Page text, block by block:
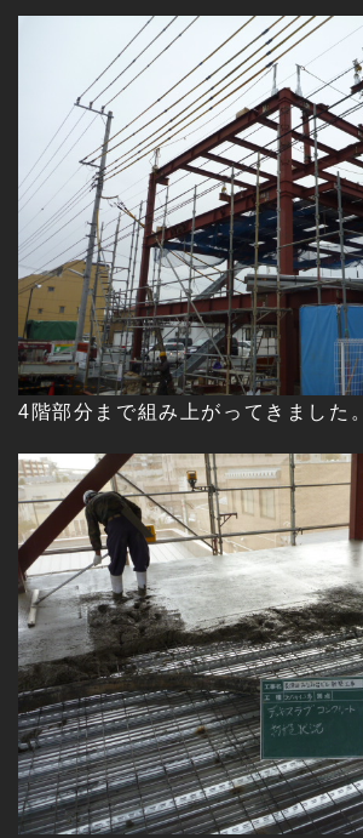
4階部分まで組み上がってきました。